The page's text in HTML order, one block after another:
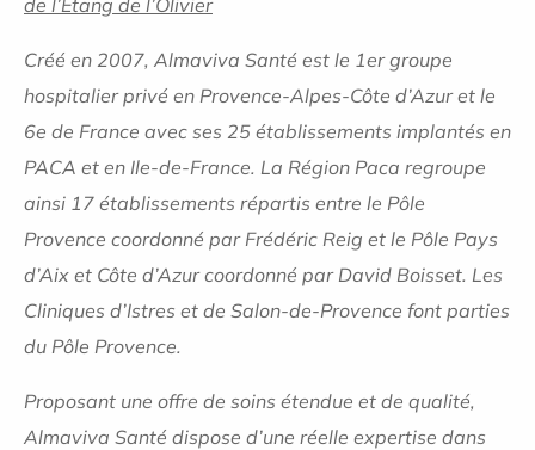
de l’Etang de l’Olivier
Créé en 2007, Almaviva Santé est le 1er groupe
hospitalier privé en Provence-Alpes-Côte d’Azur et le
6e de France avec ses 25 établissements implantés en
PACA et en Ile-de-France. La Région Paca regroupe
ainsi 17 établissements répartis entre le Pôle
Provence coordonné par Frédéric Reig et le Pôle Pays
d’Aix et Côte d’Azur coordonné par David Boisset. Les
Cliniques d’Istres et de Salon-de-Provence font parties
du Pôle Provence.
Proposant une offre de soins étendue et de qualité,
Almaviva Santé dispose d’une réelle expertise dans